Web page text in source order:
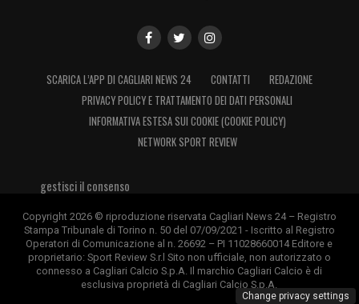
SCARICA L’APP DI CAGLIARI NEWS 24 CONTATTI
REDAZIONE
PRIVACY POLICY E TRATTAMENTO DEI DATI PERSONALI
INFORMATIVA ESTESA SUI COOKIE (COOKIE POLICY)
NETWORK SPORT REVIEW
gestisci il consenso
Copyright 2026 © riproduzione riservata Cagliari News 24 – Registro
Stampa Tribunale di Torino n. 50 del 07/09/2021 - Iscritto al Registro
Operatori di Comunicazione al n. 26692 – PI 11028660014 Editore e
proprietario: Sport Review S.r.l Sito non ufficiale, non autorizzato o
connesso a Cagliari Calcio S.p.A. Il marchio Cagliari Calcio è di
esclusiva proprietà di Cagliari Calcio S.p.A.
Change privacy settings